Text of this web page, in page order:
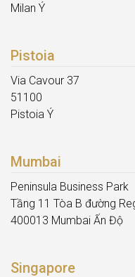
Milan Ý
Pistoia
Via Cavour 37
51100
Pistoia Ý
Mumbai
Peninsula Business Park
Tầng 11 Tòa B đường
400013 Mumbai Ấn Độ
Singapore